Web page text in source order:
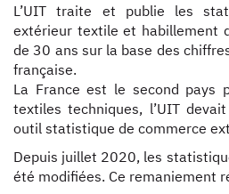
L’UIT traite et publie les
extérieur textile et habillement
de 30 ans sur la base des
française.
La France est le second pays
textiles techniques, l’UIT
outil statistique de commerce
Depuis juillet 2020, les
été modifiées. Ce remaniement